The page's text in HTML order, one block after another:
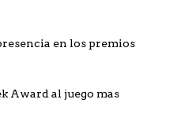
en los premios
Award al juego mas